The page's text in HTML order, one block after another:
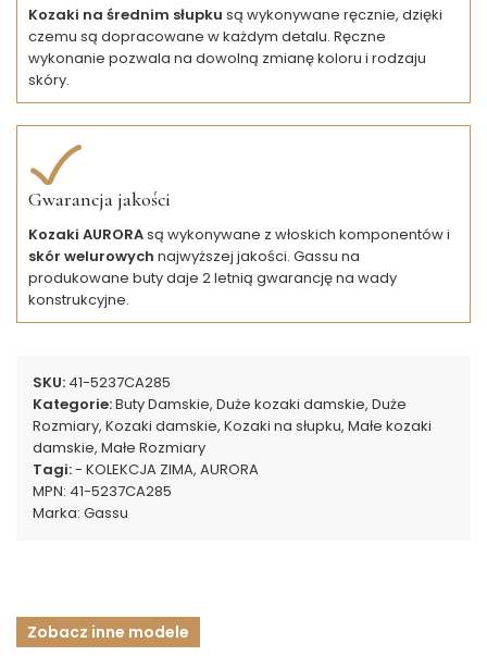
Kozaki na średnim słupku są wykonywane ręcznie, dzięki
czemu są dopracowane w każdym detalu. Ręczne
wykonanie pozwala na dowolną zmianę koloru i rodzaju
skóry.
Gwarancja jakości
Kozaki AURORAsą wykonywane z włoskich komponentów i
skór welurowych najwyższej jakości. Gassu na
produkowane buty daje 2 letnią gwarancję na wady
konstrukcyjne.
SKU: 41-5237CA285
Kategorie:Buty Damskie, Duże kozaki damskie, Duże
Rozmiary, Kozaki damskie, Kozaki na słupku, Małe kozaki
damskie, Małe Rozmiary
Tagi:- KOLEKCJA ZIMA, AURORA
MPN: 41-5237CA285
Marka: Gassu
Zobacz inne modele